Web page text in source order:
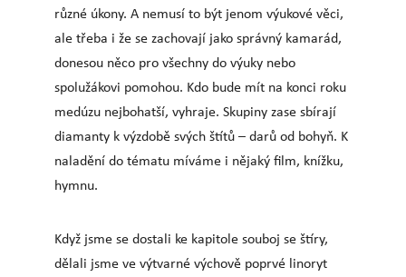
různé úkony. A nemusí to být jenom výukové věci,
ale třeba i že se zachovají jako správný kamarád,
donesou něco pro všechny do výuky nebo
spolužákovi pomohou. Kdo bude mít na konci roku
medúzu nejbohatší, vyhraje. Skupiny zase sbírají
diamanty k výzdobě svých štítů – darů od bohyň. K
naladění do tématu míváme i nějaký film, knížku,
hymnu.
Když jsme se dostali ke kapitole souboj se štíry,
dělali jsme ve výtvarné výchově poprvé linoryt